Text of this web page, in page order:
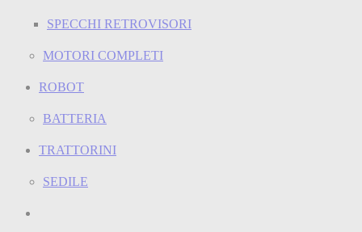
SPECCHI RETROVISORI
MOTORI COMPLETI
ROBOT
BATTERIA
TRATTORINI
SEDILE